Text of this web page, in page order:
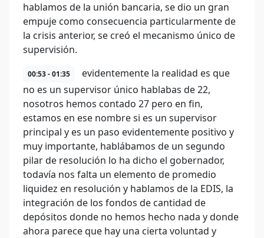
hablamos de la unión bancaria, se dio un gran
empuje como consecuencia particularmente de
la crisis anterior, se creó el mecanismo único de
supervisión.
00:53 - 01:35
evidentemente la realidad es que
no es un supervisor único hablabas de 22,
nosotros hemos contado 27 pero en fin,
estamos en ese nombre si es un supervisor
principal y es un paso evidentemente positivo y
muy importante, hablábamos de un segundo
pilar de resolución lo ha dicho el gobernador,
todavía nos falta un elemento de promedio
liquidez en resolución y hablamos de la EDIS, la
integración de los fondos de cantidad de
depósitos donde no hemos hecho nada y donde
ahora parece que hay una cierta voluntad y